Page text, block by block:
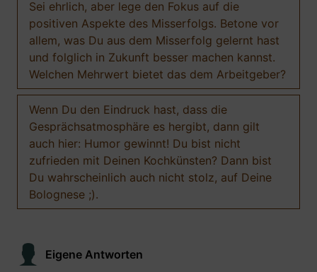
Sei ehrlich, aber lege den Fokus auf die
positiven Aspekte des Misserfolgs. Betone vor
allem, was Du aus dem Misserfolg gelernt hast
und folglich in Zukunft besser machen kannst.
Welchen Mehrwert bietet das dem Arbeitgeber?
Wenn Du den Eindruck hast, dass die
Gesprächsatmosphäre es hergibt, dann gilt
auch hier: Humor gewinnt! Du bist nicht
zufrieden mit Deinen Kochkünsten? Dann bist
Du wahrscheinlich auch nicht stolz, auf Deine
Bolognese ;).
Eigene Antworten